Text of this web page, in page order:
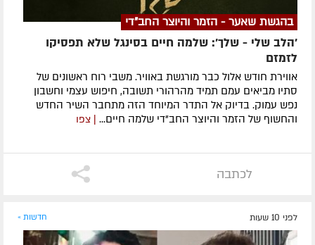
בהגשת שאער - הזמר והיוצר החב"די
'הלב שלי - שלך': שלמה חיים בסינגל שלא תפסיקו
לזמזם
אווירת חודש אלול כבר מורגשת באוויר. משבי רוח ראשונים של
סתיו מביאים עמם תמיד מהרהורי תשובה, חיפוש עצמי וחשבון
נפש עמוק. בדיוק אל התדר המיוחד הזה מתחבר השיר החדש
והחשוף של הזמר והיוצר החב"די שלמה חיים... | צפו
לכתבה
לפני 10 שעות חדשות »